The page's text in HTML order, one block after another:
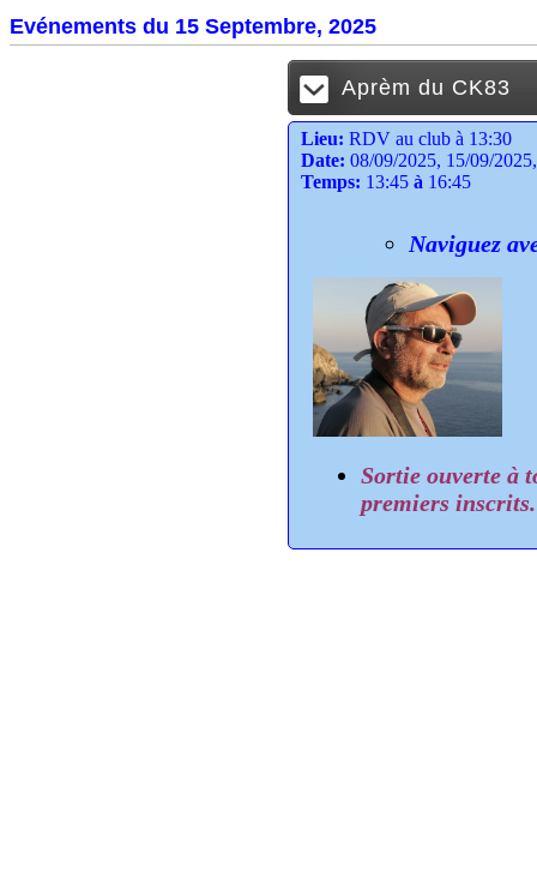
Evénements du 15 Septembre, 2025
Aprèm du CK83
Lieu: RDV au club à 13:30
Date: 08/09/2025, 15/09/
Temps: 13:45 à 16:45
Naviguez
Sortie ouverte à
premiers inscrits.